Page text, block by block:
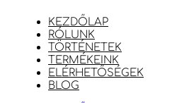
KEZDŐLAP
RÓLUNK
TÖRTÉNETEK
TERMÉKEINK
ELÉRHETŐSÉGEK
BLOG